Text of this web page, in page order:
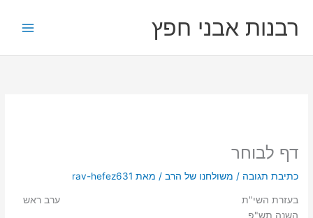
לתוכןרבנות אבני חפץ
דף לבוחר
כתיבת תגובה / משולחנו של הרב / מאת rav-hefez631
בעזרת השי"ת ערב ראש
השנה תש"פ